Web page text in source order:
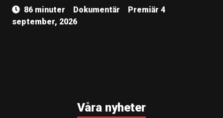
86 minuter Dokumentär
Premiär 4
september, 2026
Våra nyheter